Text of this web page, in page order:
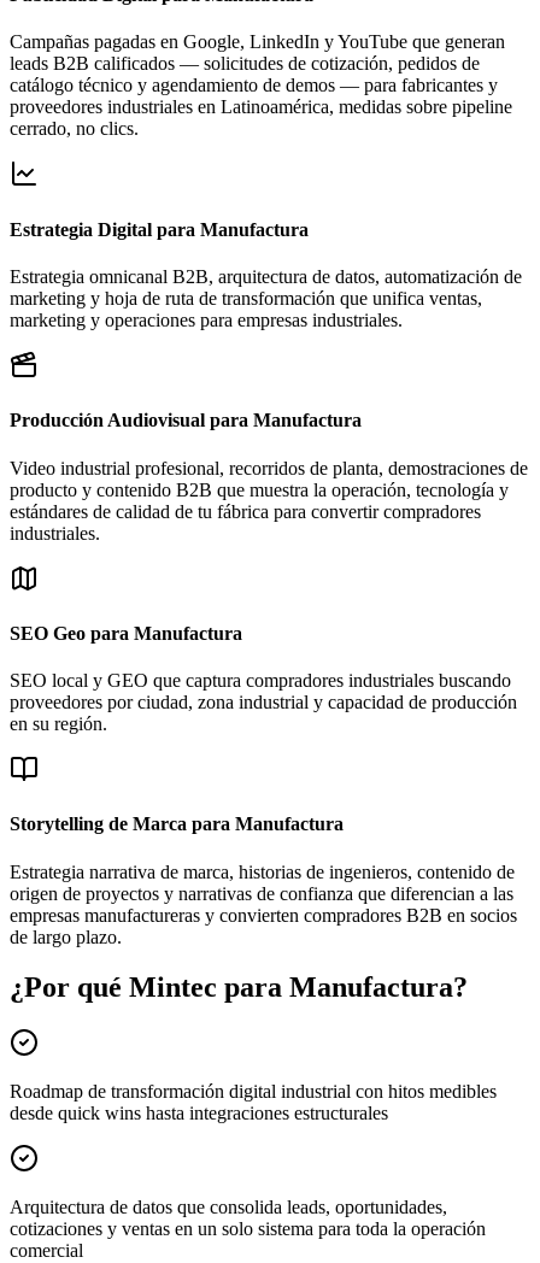
Campañas pagadas en Google, LinkedIn y YouTube que generan
leads B2B calificados — solicitudes de cotización, pedidos de
catálogo técnico y agendamiento de demos — para fabricantes y
proveedores industriales en Latinoamérica, medidas sobre pipeline
cerrado, no clics.
Estrategia Digital para Manufactura
Estrategia omnicanal B2B, arquitectura de datos, automatización de
marketing y hoja de ruta de transformación que unifica ventas,
marketing y operaciones para empresas industriales.
Producción Audiovisual para Manufactura
Video industrial profesional, recorridos de planta, demostraciones de
producto y contenido B2B que muestra la operación, tecnología y
estándares de calidad de tu fábrica para convertir compradores
industriales.
SEO Geo para Manufactura
SEO local y GEO que captura compradores industriales buscando
proveedores por ciudad, zona industrial y capacidad de producción
en su región.
Storytelling de Marca para Manufactura
Estrategia narrativa de marca, historias de ingenieros, contenido de
origen de proyectos y narrativas de confianza que diferencian a las
empresas manufactureras y convierten compradores B2B en socios
de largo plazo.
¿Por qué Mintec para Manufactura?
Roadmap de transformación digital industrial con hitos medibles
desde quick wins hasta integraciones estructurales
Arquitectura de datos que consolida leads, oportunidades,
cotizaciones y ventas en un solo sistema para toda la operación
comercial